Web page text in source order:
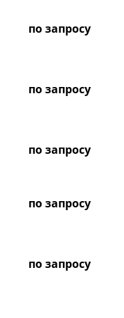
по запросу
по запросу
по запросу
по запросу
по запросу